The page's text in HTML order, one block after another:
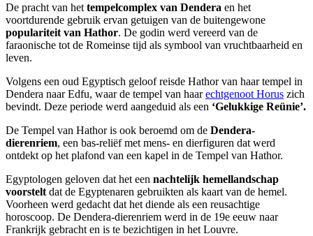
De pracht van het tempelcomplex van Dendera en het
voortdurende gebruik ervan getuigen van de buitengewone
populariteit van Hathor. De godin werd vereerd van de
faraonische tot de Romeinse tijd als symbool van vruchtbaarheid en
leven.
Volgens een oud Egyptisch geloof reisde Hathor van haar tempel in
Dendera naar Edfu, waar de tempel van haarechtgenoot Horus zich
bevindt. Deze periode werd aangeduid als een ‘Gelukkige Reünie’.
De Tempel van Hathor is ook beroemd om de Dendera-
dierenriem, een bas-reliëf met mens- en dierfiguren dat werd
ontdekt op het plafond van een kapel in de Tempel van Hathor.
Egyptologen geloven dat het een nachtelijk hemellandschap
voorstelt dat de Egyptenaren gebruikten als kaart van de hemel.
Voorheen werd gedacht dat het diende als een reusachtige
horoscoop. De Dendera-dierenriem werd in de 19e eeuw naar
Frankrijk gebracht en is te bezichtigen in het Louvre.